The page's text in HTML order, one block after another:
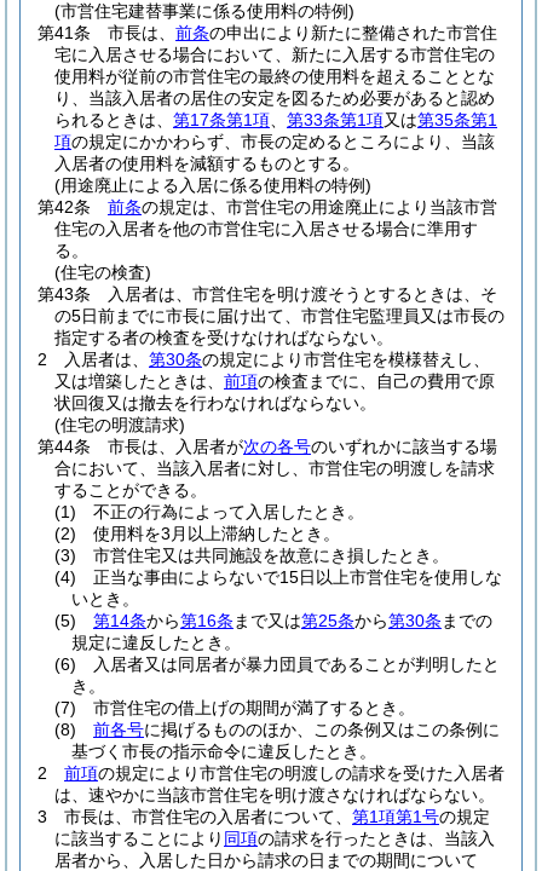
(市営住宅建替事業に係る使用料の特例)
第41条
市長は、 前条の申出により新たに整備された市営住
宅に入居させる場合において、新たに入居する市営住宅の
使用料が従前の市営住宅の最終の使用料を超えることとな
り、当該入居者の居住の安定を図るため必要があると認め
られるときは、 第17条第1項 第33条第1項又は第35条第1
項の規定にかかわらず、市長の定めるところにより、当該
入居者の使用料を減額するものとする。
(用途廃止による入居に係る使用料の特例)
第42条
前条の規定は、市営住宅の用途廃止により当該市営
住宅の入居者を他の市営住宅に入居させる場合に準用す
る。
(住宅の検査)
第43条
入居者は、市営住宅を明け渡そうとするときは、そ
の5日前までに市長に届け出て、市営住宅監理員又は市長の
指定する者の検査を受けなければならない。
2
入居者は、 第30条の規定により市営住宅を模様替えし、
又は増築したときは、 前項の検査までに、自己の費用で原
状回復又は撤去を行わなければならない。
(住宅の明渡請求)
第44条
市長は、入居者が次の各号のいずれかに該当する場
合において、当該入居者に対し、市営住宅の明渡しを請求
することができる。
(1)
不正の行為によって入居したとき。
(2)
使用料を3月以上滞納したとき。
(3)
市営住宅又は共同施設を故意にき損したとき。
(4)
正当な事由によらないで15日以上市営住宅を使用しな
いとき。
(5)
第14条から第16条 まで又は第25条から第30条 までの
規定に違反したとき。
(6)
入居者又は同居者が暴力団員であることが判明したと
き。
(7)
市営住宅の借上げの期間が満了するとき。
(8)
前各号に掲げるもののほか、この条例又はこの条例に
基づく市長の指示命令に違反したとき。
2
前項の規定により市営住宅の明渡しの請求を受けた入居者
は、速やかに当該市営住宅を明け渡さなければならない。
3
市長は、市営住宅の入居者について、 第1項第1号の規定
に該当することにより 同項の請求を行ったときは、当該入
居者から、入居した日から請求の日までの期間について